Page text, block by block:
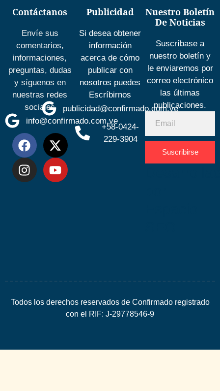
Contáctanos
Envíe sus
comentarios,
informaciones,
preguntas, dudas
y síguenos en
nuestras redes
sociales
info@confirmado.com.ve
Publicidad
Si desea obtener
información
acerca de cómo
publicar con
nosotros puedes
Escríbirnos
publicidad@confirmado.com.ve
+58-0424-
229-3904
Nuestro Boletín
De Noticias
Suscríbase a
nuestro boletín y
le enviaremos por
correo electrónico
las últimas
publicaciones.
Suscribirse
Todos los derechos reservados de Confirmado registrado
con el RIF: J-29778546-9